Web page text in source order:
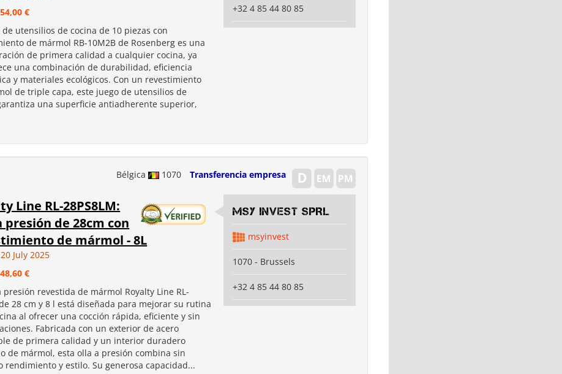
54,00 €
de utensilios de cocina de 10 piezas con
de mármol RB-10M2B de Rosenberg es una
de primera calidad a cualquier cocina, ya
una combinación de durabilidad, eficiencia
y materiales ecológicos. Con un revestimiento
de triple capa, este juego de utensilios de
una superficie antiadherente superior,
+32 4 85 44 80 85
Bélgica 1070 Transferencia empresa
Line RL-28PS8LM:
presión de 28cm con
de mármol - 8L
July 2025
48,60 €
presión revestida de mármol Royalty Line RL-
de 28 cm y 8 l está diseñada para mejorar su rutina
al ofrecer una cocción rápida, eficiente y sin
Fabricada con un exterior de acero
de primera calidad y un interior duradero
de mármol, esta olla a presión combina sin
rendimiento y estilo. Su generosa capacidad...
MSY INVEST SPRL
msyinvest
1070 - Brussels
+32 4 85 44 80 85